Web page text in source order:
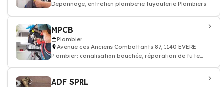
Depannage, entretien plomberie tuyauterie Plombiers
MPCB
Plombier
Avenue des Anciens Combattants 87, 1140 EVERE
Plombier: canalisation bouchée, réparation de fuite
ADF SPRL